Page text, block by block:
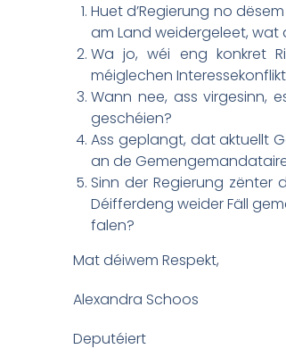
Huet d’Regierung no
am Land weidergeleet, wat
Wa jo, wéi eng konkret
méiglechen
Wann nee, ass virgesinn,
geschéien?
Ass geplangt, dat aktuellt
an de
Sinn der Regierung zënter
Déifferdeng weider Fäll
falen?
Mat déiwem Respekt,
Alexandra Schoos
Deputéiert